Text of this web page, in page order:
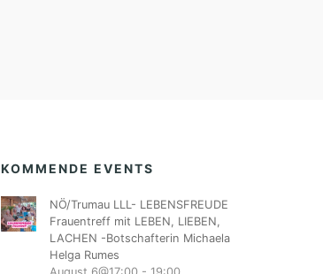
KOMMENDE EVENTS
NÖ/Trumau LLL- LEBENSFREUDE
Frauentreff mit LEBEN, LIEBEN,
LACHEN -Botschafterin Michaela
Helga Rumes